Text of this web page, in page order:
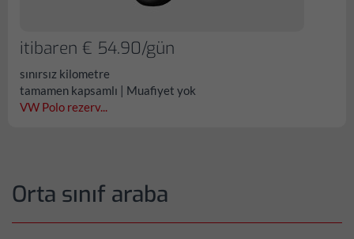
itibaren € 54.90/gün
sınırsız kilometre
tamamen kapsamlı | Muafiyet yok
VW Polo rezerv...
Orta sınıf araba